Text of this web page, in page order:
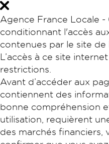
Agence France Locale
conditionnant l'accès
contenues par le site de
L’accès à ce site
restrictions.
Avant d’accéder aux
contiennent des
bonne compréhension
utilisation, requièrent
des marchés financiers,